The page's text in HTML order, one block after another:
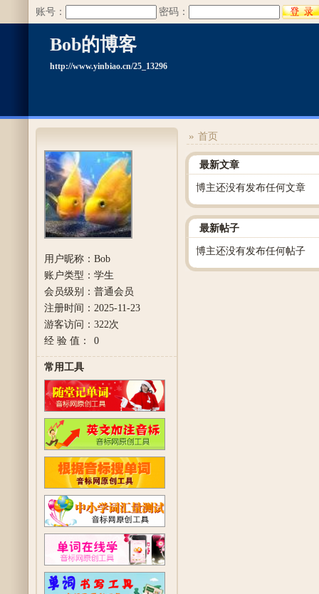
账号： 密码：
Bob的博客
http://www.yinbiao.cn/25_13296
用户昵称： Bob
账户类型： 学生
会员级别： 普通会员
注册时间： 2025-11-23
游客访问： 322次
经 验 值：
0
常用工具
» 首页
最新文章
博主还没有发布任何文章
最新帖子
博主还没有发布任何帖子